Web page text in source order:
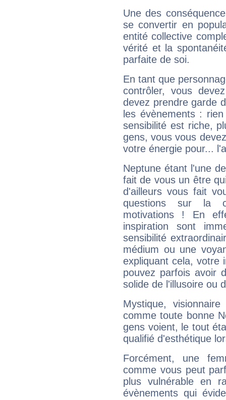
Une des
se convertir en
entité collective
vérité et la
parfaite de soi.
En tant que
contrôler, vous
devez prendre garde
les évènements :
sensibilité est riche,
gens, vous vous
votre énergie pour...
Neptune étant l'une
fait de vous un être
d'ailleurs vous fait
questions sur la
motivations ! En
inspiration sont
sensibilité
médium ou une
expliquant cela, votre
pouvez parfois avoir
solide de l'illusoire ou
Mystique,
comme toute bonne
gens voient, le tout
qualifié d'esthétique
Forcément, une
comme vous peut
plus vulnérable en
évènements qui